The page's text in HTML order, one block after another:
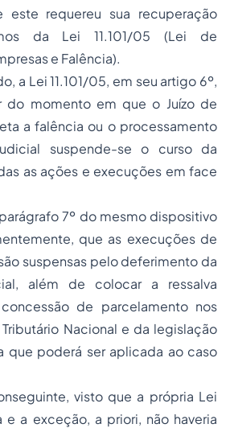
este requereu sua recuperação
da Lei 11.101/05 (Lei de
e Falência).
11.101/05, em seu artigo 6º,
do momento em que o Juízo de
a falência ou o processamento
suspende-se o curso da
as ações e execuções em face
7º do mesmo dispositivo
que as execuções de
suspensas pelo deferimento da
além de colocar a ressalva
de parcelamento nos
Nacional e da legislação
que poderá ser aplicada ao caso
visto que a própria Lei
a exceção, a priori, não haveria